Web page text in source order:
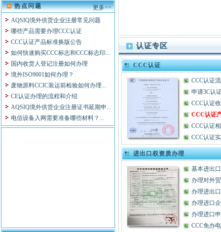
Villa Sistemi Medicali S.P.a.
OWANDY S。P。A
北京标特电子技术研究所
安徽菲特科技股份有限公司
安机国际贸易（上海）有限公司
Continental AG 大陆轮胎
重庆普天通信设备有限公司
北京利普门电子有限公司
中国出国人员服务总公司
上海南星行汽车有限公司
上汽仪征汽车有限公司
天津泰风行汽车有限公司
更多>>
热点问题
AQSIQ境外供货企业注册常见问题
哪些产品需要办理CCC认证
CCC认证产品标准换版公告
如何快速购买CCC标志和CCC标志印...
国内收货人登记注册如何办理
境外ISO9001如何办理？
废物原料CCIC装运前检验如何办理...
CE认证办理的流程和介绍
AQSIQ境外供货企业注册证书延期申...
电信设备入网需要准备哪些材料？...
哪些产品需要进行电信设备入网申...
认证专区
CCC认证
CCC认证
申请3C认
CCC认证
CCC认证
CCC认证
CCC认证
进出口权资质办理
基本进出
办理对外
办理进出
办理进口
办理进口
CCC免办